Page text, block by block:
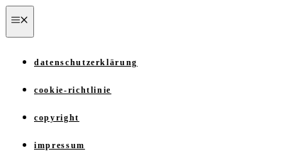
Zum
Inhalt
springen
datenschutzerklärung
cookie-richtlinie
copyright
impressum